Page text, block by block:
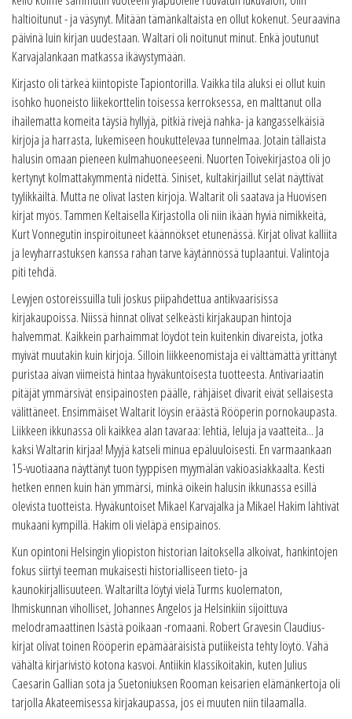
haltioitunut - ja väsynyt. Mitään tämänkaltaista en ollut kokenut. Seuraavina
päivinä luin kirjan uudestaan. Waltari oli noitunut minut. Enkä joutunut
Karvajalankaan matkassa ikävystymään.
Kirjasto oli tärkeä kiintopiste Tapiontorilla. Vaikka tila aluksi ei ollut kuin
isohko huoneisto liikekorttelin toisessa kerroksessa, en malttanut olla
ihailematta komeita täysiä hyllyjä, pitkiä rivejä nahka- ja kangasselkäisiä
kirjoja ja harrasta, lukemiseen houkuttelevaa tunnelmaa. Jotain tällaista
halusin omaan pieneen kulmahuoneeseeni. Nuorten Toivekirjastoa oli jo
kertynyt kolmattakymmentä nidettä. Siniset, kultakirjaillut selät näyttivät
tyylikkäiltä. Mutta ne olivat lasten kirjoja. Waltarit oli saatava ja Huovisen
kirjat myös. Tammen Keltaisella Kirjastolla oli niin ikään hyviä nimikkeitä,
Kurt Vonnegutin inspiroituneet käännökset etunenässä. Kirjat olivat kalliita
ja levyharrastuksen kanssa rahan tarve käytännössä tuplaantui. Valintoja
piti tehdä.
Levyjen ostoreissuilla tuli joskus piipahdettua antikvaarisissa
kirjakaupoissa. Niissä hinnat olivat selkeästi kirjakaupan hintoja
halvemmat. Kaikkein parhaimmat löydöt tein kuitenkin divareista, jotka
myivät muutakin kuin kirjoja. Silloin liikkeenomistaja ei välttämättä yrittänyt
puristaa aivan viimeistä hintaa hyväkuntoisesta tuotteesta. Antivariaatin
pitäjät ymmärsivät ensipainosten päälle, rähjäiset divarit eivät sellaisesta
välittäneet. Ensimmäiset Waltarit löysin eräästä Rööperin pornokaupasta.
Liikkeen ikkunassa oli kaikkea alan tavaraa: lehtiä, leluja ja vaatteita... Ja
kaksi Waltarin kirjaa! Myyjä katseli minua epäluuloisesti. En varmaankaan
15-vuotiaana näyttänyt tuon tyyppisen myymälän vakioasiakkaalta. Kesti
hetken ennen kuin hän ymmärsi, minkä oikein halusin ikkunassa esillä
olevista tuotteista. Hyväkuntoiset Mikael Karvajalka ja Mikael Hakim lähtivät
mukaani kympillä. Hakim oli vieläpä ensipainos.
Kun opintoni Helsingin yliopiston historian laitoksella alkoivat, hankintojen
fokus siirtyi teeman mukaisesti historialliseen tieto- ja
kaunokirjallisuuteen. Waltarilta löytyi vielä Turms kuolematon,
Ihmiskunnan viholliset, Johannes Angelos ja Helsinkiin sijoittuva
melodramaattinen Isästä poikaan -romaani. Robert Gravesin Claudius-
kirjat olivat toinen Rööperin epämääräisistä putiikeista tehty löytö. Vähä
vähältä kirjarivistö kotona kasvoi. Antiikin klassikoitakin, kuten Julius
Caesarin Gallian sota ja Suetoniuksen Rooman keisarien elämänkertoja oli
tarjolla Akateemisessa kirjakaupassa, jos ei muuten niin tilaamalla.